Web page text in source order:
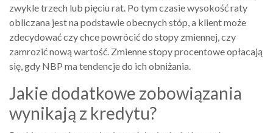
zwykle trzech lub pięciu rat. Po tym czasie wysokość raty
obliczana jest na podstawie obecnych stóp, a klient może
zdecydować czy chce powrócić do stopy zmiennej, czy
zamrozić nową wartość. Zmienne stopy procentowe opłacają
się, gdy NBP ma tendencje do ich obniżania.
Jakie dodatkowe zobowiązania
wynikają z kredytu?